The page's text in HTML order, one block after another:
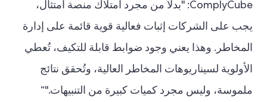
ComplyCube: "بدلاً من مجرد امتلاك منصة امتثال،
يجب على الشركات إثبات فعالية قوية قائمة على إدارة
المخاطر. وهذا يعني وجود ضوابط قابلة للتكيف، تُعطي
الأولوية لسيناريوهات المخاطر العالية، وتُحقق نتائج
ملموسة، وليس مجرد كميات كبيرة من التنبيهات."“